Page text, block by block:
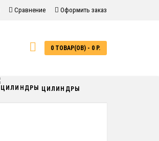
Сравнение Оформить заказ
0 ТОВАР(ОВ) - 0 Р.
ЦИЛИНДРЫ